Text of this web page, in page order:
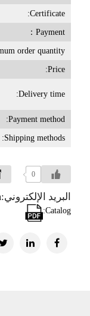
Certificate:
Payment：
order quantity：
Price:
Delivery time:
Payment method:
Shipping methods:
0
البريد الإلكتروني:info@hzfenghao.com
Catalog: